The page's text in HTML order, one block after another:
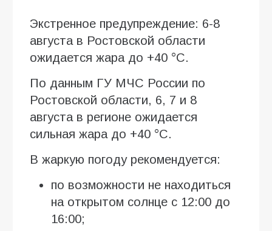
Экстренное предупреждение: 6-8
августа в Ростовской области
ожидается жара до +40 °C.
По данным ГУ МЧС России по
Ростовской области, 6, 7 и 8
августа в регионе ожидается
сильная жара до +40 °C.
В жаркую погоду рекомендуется:
по возможности не находиться
на открытом солнце с 12:00 до
16:00;